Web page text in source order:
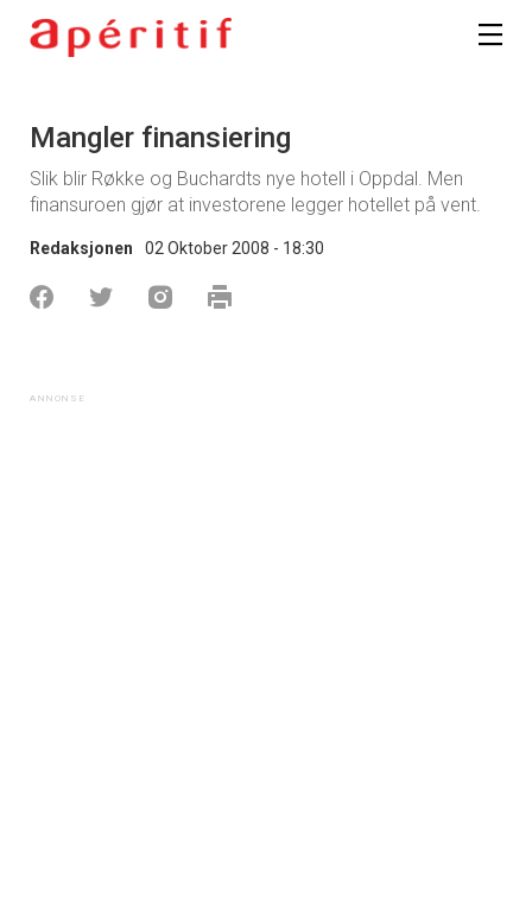
Mangler finansiering
Slik blir Røkke og Buchardts nye hotell i Oppdal. Men
finansuroen gjør at investorene legger hotellet på vent.
Redaksjonen 02 Oktober 2008 - 18:30